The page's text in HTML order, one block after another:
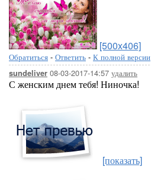
[500x406]
Обратиться - Ответить - К полной версии
sundeliver 08-03-2017-14:57 удалить
С женским днем тебя! Ниночка!
[показать]